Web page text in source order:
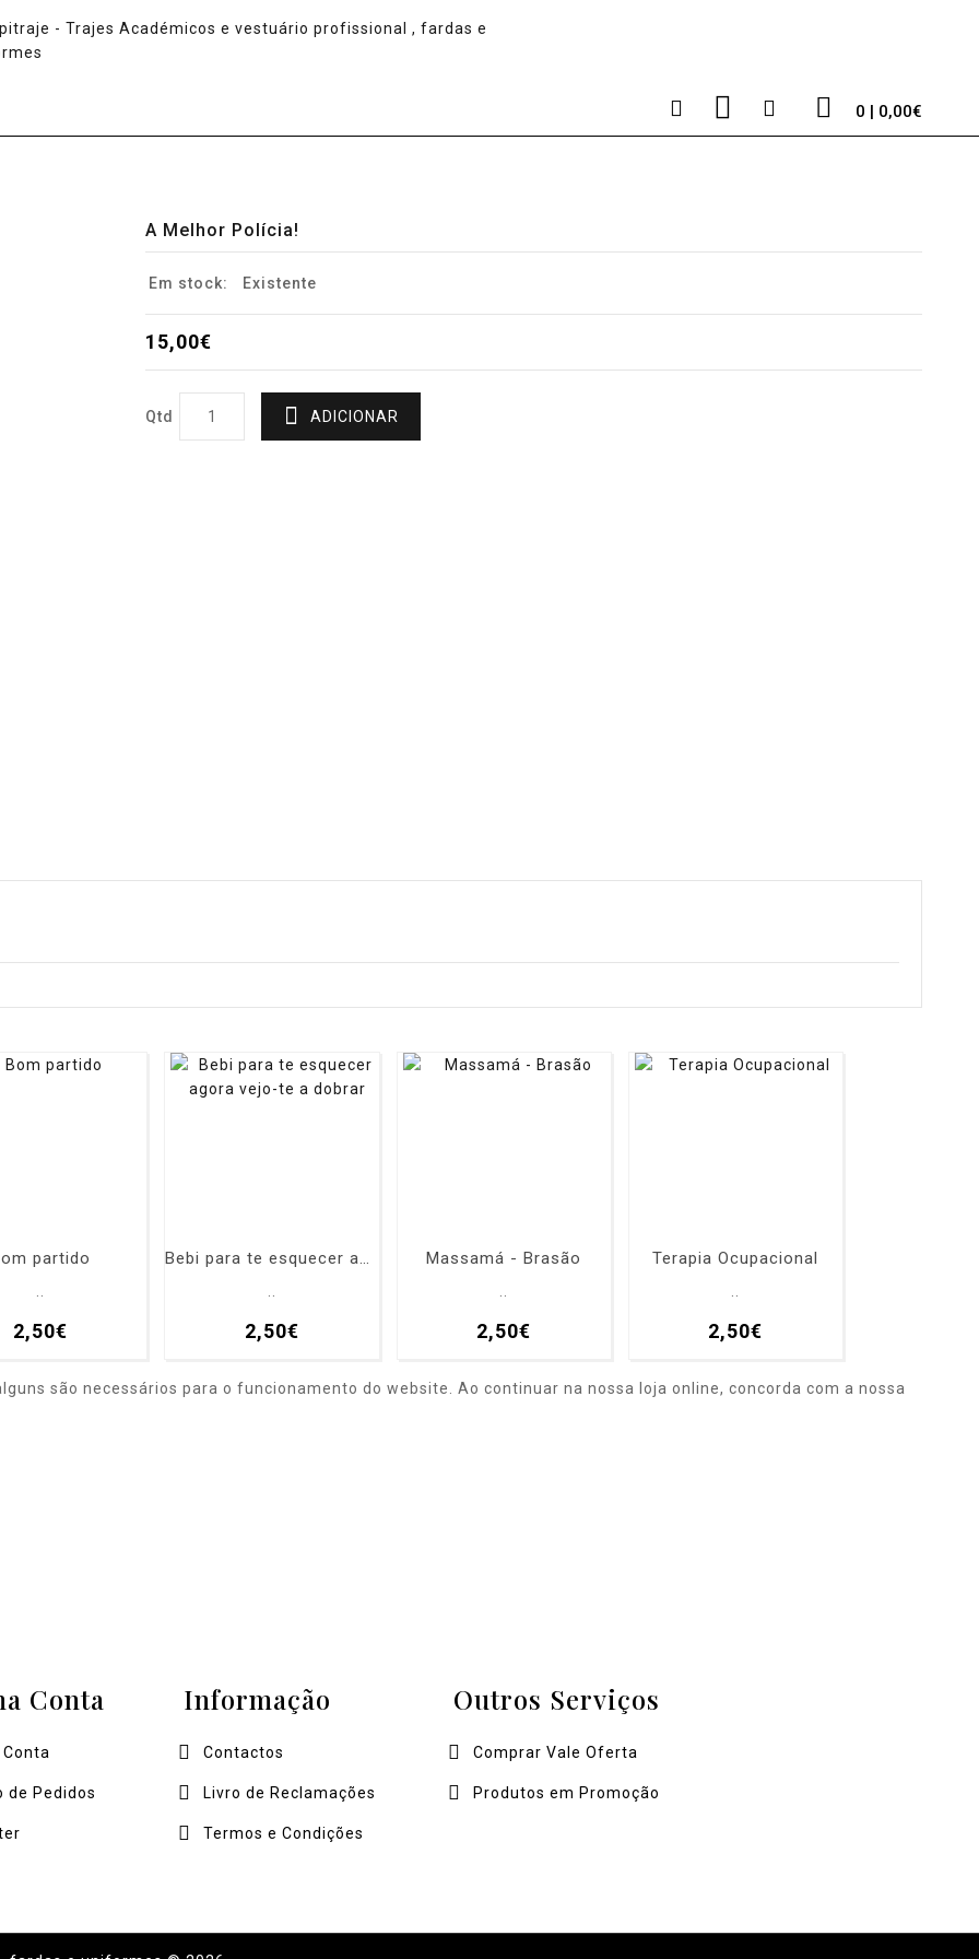
0 | 0,00€
A Melhor Polícia!
Em stock: Existente
15,00€
Qtd ADICIONAR
partido
2,50€
Bebi para te esquecer agora vejo-te a dobrar
2,50€
Massamá - Brasão
2,50€
Terapia Ocupacional
2,50€
são necessários para o funcionamento do website. Ao continuar na nossa loja online, concorda com a nossa
Conta
de Pedidos
Informação
Contactos
Livro de Reclamações
Termos e Condições
Outros Serviços
Comprar Vale Oferta
Produtos em Promoção